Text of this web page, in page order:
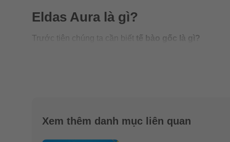
Eldas Aura là gì?
Trước tiên chúng ta cần biết tế bào gốc là gì?
được lấy từ cơ thể cụ thể là ở con người.
Xem thêm danh mục liên quan